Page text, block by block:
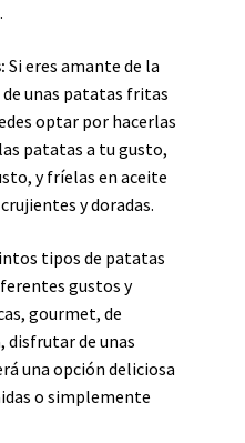
Si eres amante de la
unas patatas fritas
optar por hacerlas
patatas a tu gusto,
y fríelas en aceite
y doradas.
tipos de patatas
gustos y
gourmet, de
disfrutar de unas
una opción deliciosa
o simplemente